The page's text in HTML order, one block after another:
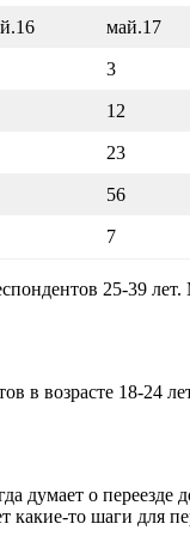
май.17
3
12
23
56
7
25-39
в возрасте 18-24
думает о
то шаги для